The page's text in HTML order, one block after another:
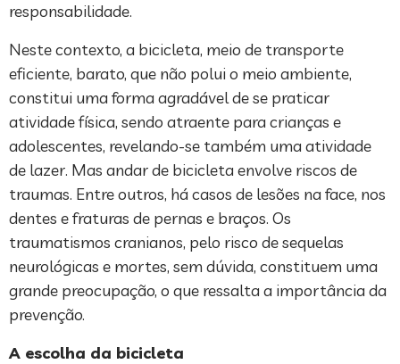
responsabilidade.
Neste contexto, a bicicleta, meio de transporte
eficiente, barato, que não polui o meio ambiente,
constitui uma forma agradável de se praticar
atividade física, sendo atraente para crianças e
adolescentes, revelando-se também uma atividade
de lazer. Mas andar de bicicleta envolve riscos de
traumas. Entre outros, há casos de lesões na face, nos
dentes e fraturas de pernas e braços. Os
traumatismos cranianos, pelo risco de sequelas
neurológicas e mortes, sem dúvida, constituem uma
grande preocupação, o que ressalta a importância da
prevenção.
A escolha da bicicleta